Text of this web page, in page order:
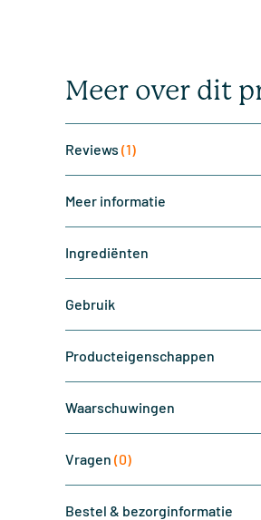
Meer over dit
Reviews (1)
Meer informatie
Ingrediënten
Gebruik
Producteigenschappen
Waarschuwingen
Vragen (0)
Bestel & bezorginformatie